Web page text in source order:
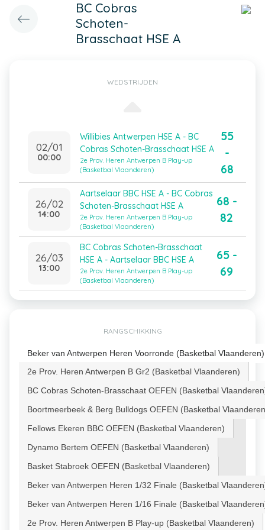
BC Cobras
Schoten-
Brasschaat HSE A
WEDSTRIJDEN
02/01
00:00
Willibies Antwerpen HSE A - BC
Cobras Schoten-Brasschaat HSE A
2e Prov. Heren Antwerpen B Play-up
(Basketbal Vlaanderen)
55
-
68
26/02
14:00
Aartselaar BBC HSE A - BC Cobras
Schoten-Brasschaat HSE A
2e Prov. Heren Antwerpen B Play-up
(Basketbal Vlaanderen)
68 -
82
26/03
13:00
BC Cobras Schoten-Brasschaat
HSE A - Aartselaar BBC HSE A
2e Prov. Heren Antwerpen B Play-up
(Basketbal Vlaanderen)
65 -
69
RANGSCHIKKING
Beker van Antwerpen Heren Voorronde (Basketbal Vlaanderen)
2e Prov. Heren Antwerpen B Gr2 (Basketbal Vlaanderen)
BC Cobras Schoten-Brasschaat OEFEN (Basketbal
Boortmeerbeek & Berg Bulldogs OEFEN (Basketbal
Fellows Ekeren BBC OEFEN (Basketbal Vlaanderen)
Dynamo Bertem OEFEN (Basketbal Vlaanderen)
Basket Stabroek OEFEN (Basketbal Vlaanderen)
Beker van Antwerpen Heren 1/32 Finale (Basketbal
Beker van Antwerpen Heren 1/16 Finale (Basketbal
2e Prov. Heren Antwerpen B Play-up (Basketbal Vlaanderen)